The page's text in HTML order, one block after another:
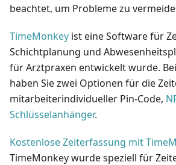
beachtet, um Probleme zu
TimeMonkey ist eine Software für
Schichtplanung und
für Arztpraxen entwickelt wurde.
haben Sie zwei Optionen für die
mitarbeiterindividueller Pin-Code,
Schlüsselanhänger.
Kostenlose Zeiterfassung mit
TimeMonkey wurde speziell für